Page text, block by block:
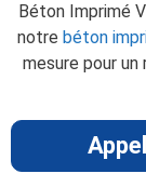
Béton Imprimé
notre béton
mesure pour